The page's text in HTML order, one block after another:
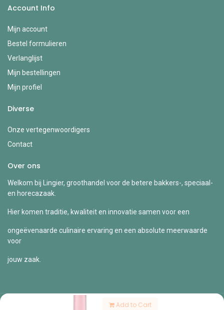
Add to Cart
Account Info
Mijn account
Bestel formulieren
Verlanglijst
Mijn bestellingen
Mijn profiel
Diverse
Onze vertegenwoordigers
Contact
Over ons
Welkom bij Lingier, groothandel voor de betere bakkers-, speciaal-
en horecazaak.
Hier komen traditie, kwaliteit en innovatie samen voor een
ongeëvenaarde culinaire ervaring en een absolute meerwaarde
voor
jouw zaak.